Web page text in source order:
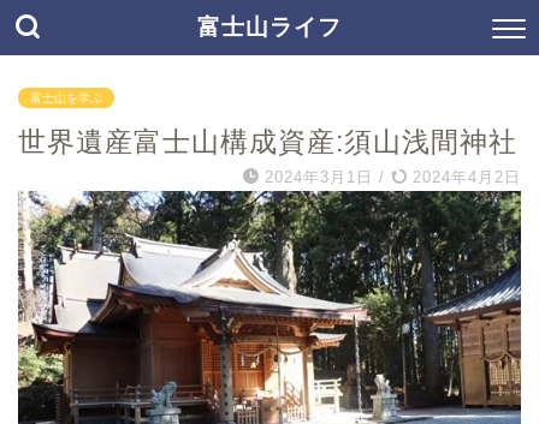
富士山ライフ
富士山を学ぶ
世界遺産富士山構成資産:須山浅間神社
2024年3月1日 / 2024年4月2日